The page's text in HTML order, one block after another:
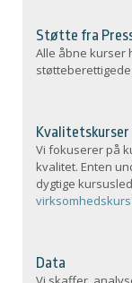
Støtte fra
Alle åbne kurser
Vi fokuserer på
kvalitet. Enten
dygtige
Data